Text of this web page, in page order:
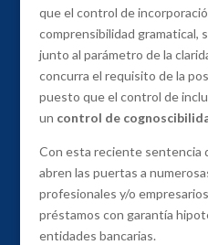
que el control de
comprensibilidad gramatical,
junto al parámetro de la
concurra el requisito de la
puesto que el control de
un control de
Con esta reciente sentencia
abren las puertas a
profesionales y/o
préstamos con garantía
entidades bancarias.